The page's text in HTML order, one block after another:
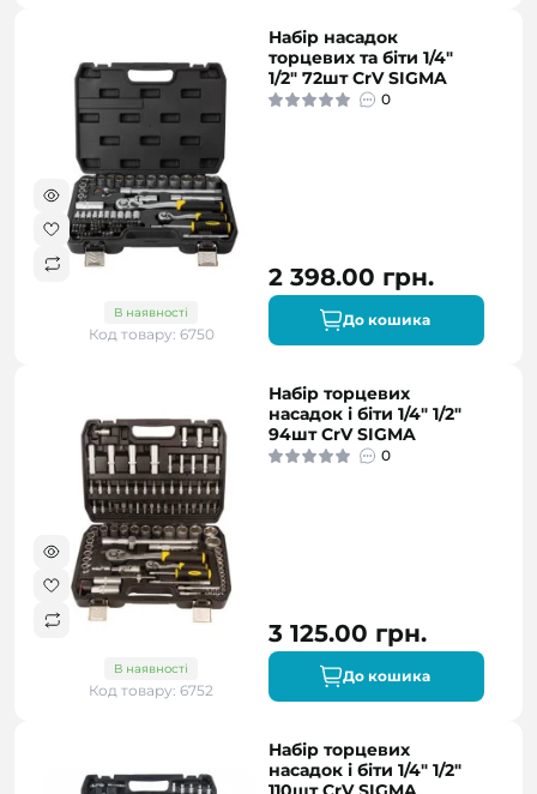
В наявності
Код товару: 6750
Набір насадок
торцевих та біти 1/4"
1/2" 72шт CrV SIGMA
0
2 398.00 грн.
До кошика
В наявності
Код товару: 6752
Набір торцевих
насадок і біти 1/4" 1/2"
94шт CrV SIGMA
0
3 125.00 грн.
До кошика
Набір торцевих
насадок і біти 1/4" 1/2"